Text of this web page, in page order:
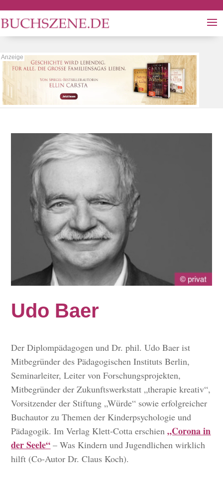
Udo Baer
Der Diplompädagogen und Dr. phil. Udo Baer ist
Mitbegründer des Pädagogischen Instituts Berlin,
Seminarleiter, Leiter von Forschungsprojekten,
Mitbegründer der Zukunftswerkstatt „therapie kreativ“,
Vorsitzender der Stiftung „Würde“ sowie erfolgreicher
Buchautor zu Themen der Kinderpsychologie und
Pädagogik. Im Verlag Klett-Cotta erschien„Corona in
der Seele“ – Was Kindern und Jugendlichen wirklich
hilft (Co-Autor Dr. Claus Koch).